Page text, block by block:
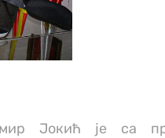
Јокић је са